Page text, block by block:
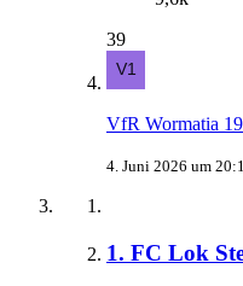
39
VfR Wormatia
4. Juni 2026 um
1. FC Lok